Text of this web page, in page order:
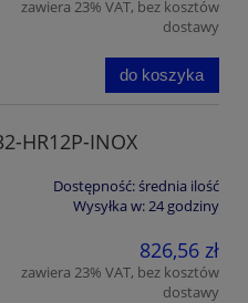
zawiera 23% VAT, bez kosztów
dostawy
do koszyka
HR12P-INOX
Dostępność:średnia ilość
Wysyłka w:24 godziny
826,56 zł
zawiera 23% VAT, bez kosztów
dostawy